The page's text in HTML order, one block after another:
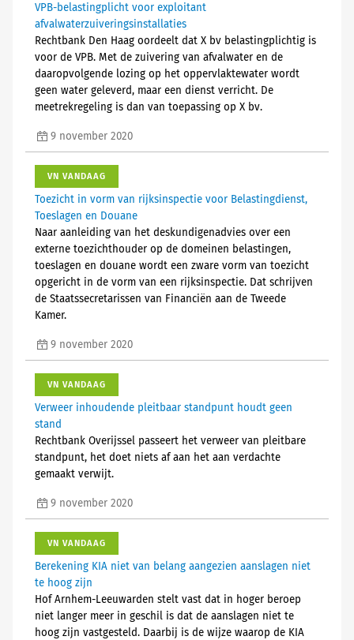
VPB-belastingplicht voor exploitant
afvalwaterzuiveringsinstallaties
Rechtbank Den Haag oordeelt dat X bv belastingplichtig is
voor de VPB. Met de zuivering van afvalwater en de
daaropvolgende lozing op het oppervlaktewater wordt
geen water geleverd, maar een dienst verricht. De
meetrekregeling is dan van toepassing op X bv.
9 november 2020
VN VANDAAG
Toezicht in vorm van rijksinspectie voor Belastingdienst,
Toeslagen en Douane
Naar aanleiding van het deskundigenadvies over een
externe toezichthouder op de domeinen belastingen,
toeslagen en douane wordt een zware vorm van toezicht
opgericht in de vorm van een rijksinspectie. Dat schrijven
de Staatssecretarissen van Financiën aan de Tweede
Kamer.
9 november 2020
VN VANDAAG
Verweer inhoudende pleitbaar standpunt houdt geen
stand
Rechtbank Overijssel passeert het verweer van pleitbare
standpunt, het doet niets af aan het aan verdachte
gemaakt verwijt.
9 november 2020
VN VANDAAG
Berekening KIA niet van belang aangezien aanslagen niet
te hoog zijn
Hof Arnhem-Leeuwarden stelt vast dat in hoger beroep
niet langer meer in geschil is dat de aanslagen niet te
hoog zijn vastgesteld. Daarbij is de wijze waarop de KIA